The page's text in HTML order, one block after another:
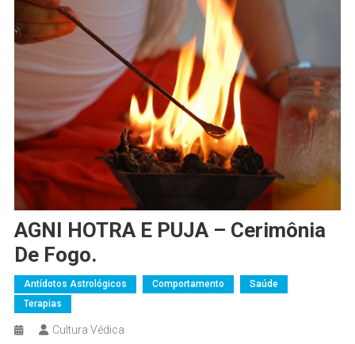
AGNI HOTRA E PUJA – Cerimônia
De Fogo.
Antídotos Astrológicos Comportamento
Saúde
Terapias
Cultura Védica